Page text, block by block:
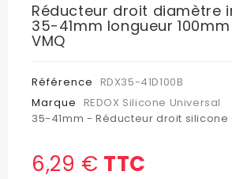
Réducteur droit diamètre
35-41mm longueur
VMQ
Référence
RDX35-41D100B
Marque
REDOX Silicone Universal
35-41mm - Réducteur droit silicone
6,29 € TTC